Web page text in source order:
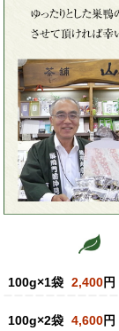
100g×1袋 2,400円
100g×2袋 4,600円